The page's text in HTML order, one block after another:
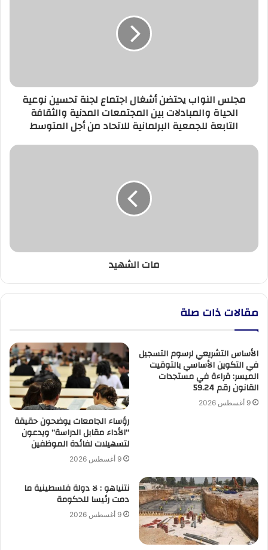
الحياة
والمبادلات
المجتمعات
والثقافة
مجلس النواب يحتضن أشغال اجتماع لجنة تحسين نوعية
الحياة والمبادلات بين المجتمعات المدنية والثقافة
التابعة للجمعية البرلمانية للاتحاد من أجل المتوسط
مات
مات الشهيد
مقالات ذات صلة
الأساس التشريعي لرسوم التسجيل
في التكوين الأساسي بالتوقيت
الميسر: قراءة في مستجدات
القانون رقم 59.24
9 أغسطس 2026
رؤساء الجامعات يوضحون حقيقة
“الأداء مقابل الدراسة” ويدعون
لتسهيلات لفائدة الموظفين
9 أغسطس 2026
نتنياهو : لا دولة فلسطينية ما
دمت رئيسا للحكومة
9 أغسطس 2026